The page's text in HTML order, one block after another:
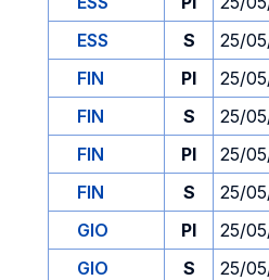
ESS
S 25/
FIN
PI 25/
FIN
S 25/
FIN
PI 25/
FIN
S 25/
GIO
PI 25/
GIO
S 25/